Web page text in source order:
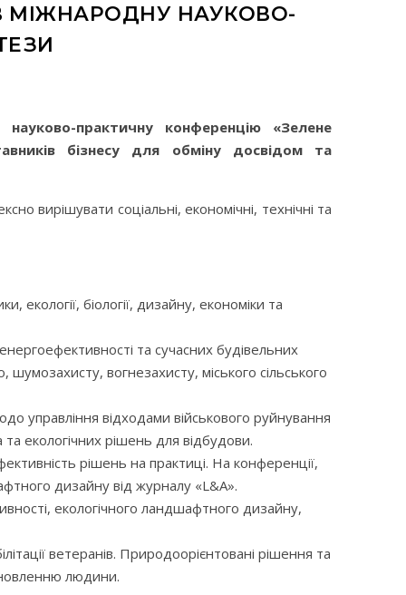
МІЖНАРОДНУ НАУКОВО-
практичну конференцію «Зелене
бізнесу для обміну досвідом та
вирішувати соціальні, економічні, технічні та
екології, біології, дизайну, економіки та
та сучасних будівельних
вогнезахисту, міського сільського
управління відходами військового руйнування
та екологічних рішень для відбудови.
рішень на практиці. На конференції,
дизайну від журналу «L&A».
екологічного ландшафтного дизайну,
ветеранів. Природоорієнтовані рішення та
людини.